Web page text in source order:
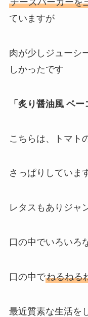
チーズバーガーを
ていますが
肉が少しジューシ
しかったです
「炙り醤油風 ベ
こちらは、トマト
さっぱりしていま
レタスもありジャ
口の中でいろいろ
口の中でねるねる
最近質素な生活を